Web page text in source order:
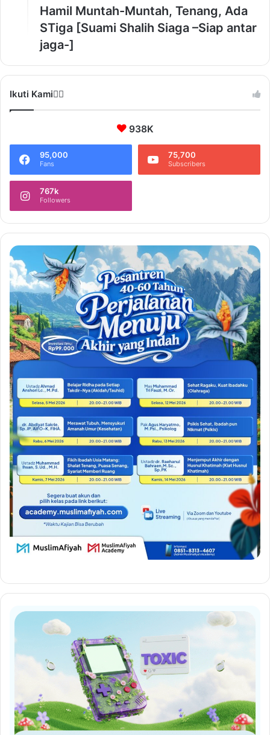
Hamil Muntah-Muntah, Tenang, Ada
STiga [Suami Shalih Siaga –Siap antar
jaga-]
Ikuti Kami❤️‍🔥
938K
95,000
Fans
75,700
Subscribers
767k
Followers